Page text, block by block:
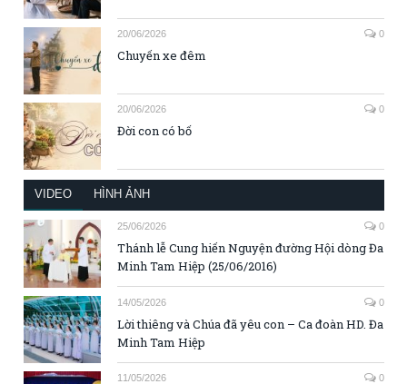
20/06/2026 0
Chuyến xe đêm
20/06/2026 0
Đời con có bố
VIDEO HÌNH ẢNH
25/06/2026 0
Thánh lễ Cung hiến Nguyện đường Hội dòng Đa
Minh Tam Hiệp (25/06/2016)
14/05/2026 0
Lời thiêng và Chúa đã yêu con – Ca đoàn HD. Đa
Minh Tam Hiệp
11/05/2026 0